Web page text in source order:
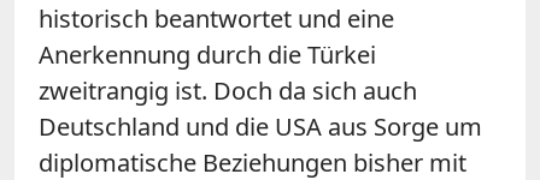
historisch beantwortet und eine
Anerkennung durch die Türkei
zweitrangig ist. Doch da sich auch
Deutschland und die USA aus Sorge um
diplomatische Beziehungen bisher mit